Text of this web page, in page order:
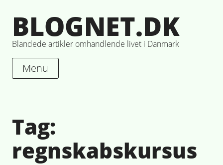
to
content
BLOGNET.DK
Blandede artikler omhandlende livet i Danmark
Menu
Tag:
regnskabskursus